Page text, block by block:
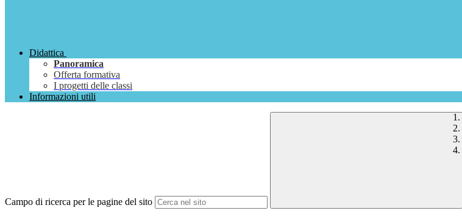
Didattica
Panoramica
Offerta formativa
I progetti delle classi
Informazioni utili
Campo di ricerca per le pagine del sito